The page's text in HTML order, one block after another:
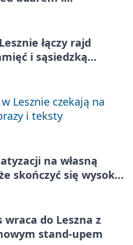
łączy rajd
i sąsiedzką
Lesznie czekają na
i teksty
na własną
skończyć się wysoką
wraca do Leszna z
stand-upem